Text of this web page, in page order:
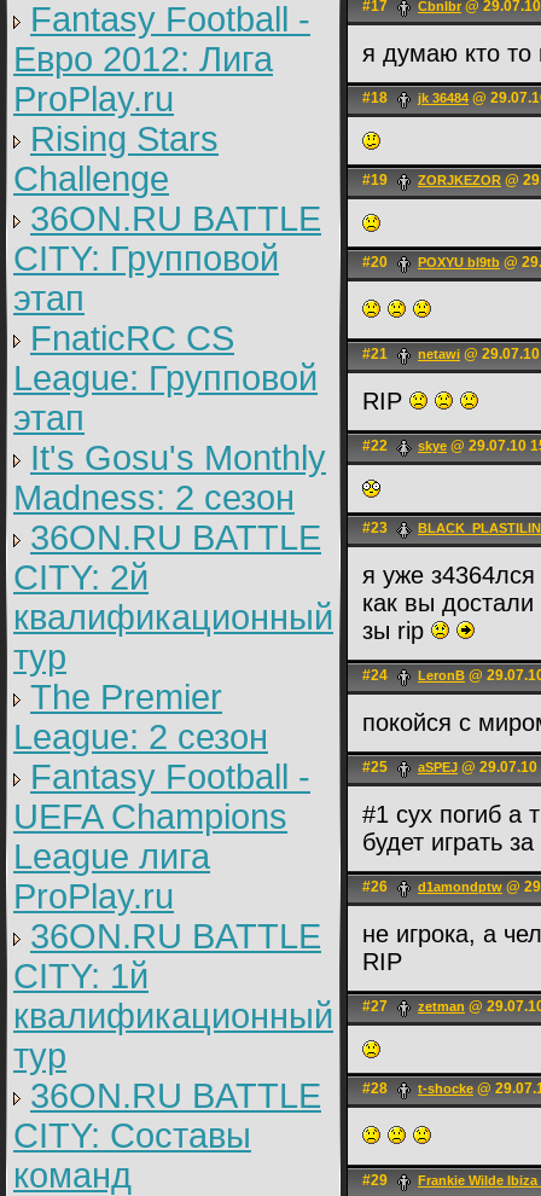
Fantasy Football -
Евро 2012: Лига
ProPlay.ru
Rising Stars
Challenge
36ON.RU BATTLE
CITY: Групповой
этап
FnaticRC CS
League: Групповой
этап
It's Gosu's Monthly
Madness: 2 сезон
36ON.RU BATTLE
CITY: 2й
квалификационный
тур
The Premier
League: 2 cезон
Fantasy Football -
UEFA Champions
League лига
ProPlay.ru
36ON.RU BATTLE
CITY: 1й
квалификационный
тур
36ON.RU BATTLE
CITY: Составы
команд
#17 Cbnlbr @
я думаю кто то
#18 jk 36484 @
#19 ZORJKEZOR @
#20 POXYU bl9tb @
#21 netawi @
RIP
#22 skye @ 29.07.10
#23 BLACK_PLASTILIN
я уже
как вы достали
зы rip
#24 LerоnB @
покойся с
#25 aSPEJ @
#1 cyx погиб а
будет играть
#26 d1amondptw @
не игрока, а
RIP
#27 zetman @
#28 t-shocke @
#29 Frankie Wilde Ibiza